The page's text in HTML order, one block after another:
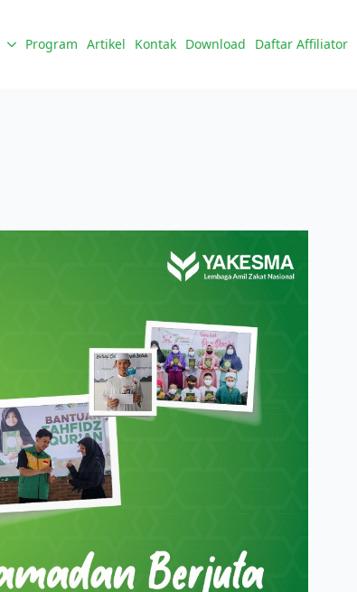
Program Artikel Kontak Download Daftar Affiliator